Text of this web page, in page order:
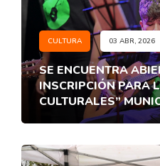
CULTURA 03 ABR, 2026
SE ENCUENTRA
INSCRIPCIÓN PARA
CULTURALES”